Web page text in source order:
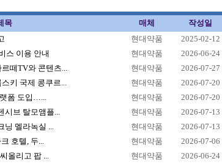
목 매체
작성일
현대약품
2025-02-12
스 이용 안내
현대약품
2026-06-24
떼TV와 콘텐츠... 현대약품
2026-07-27
키 국제 콩쿠르... 현대약품
2026-07-20
폼 도입…... 현대약품
2026-07-20
시브 탈모앰플... 현대약품
2026-07-13
닝 멜라녹실 ... 현대약품
2026-07-13
호텔, 두... 현대약품
2026-07-06
올리고 팝 ... 현대약품
2026-06-24